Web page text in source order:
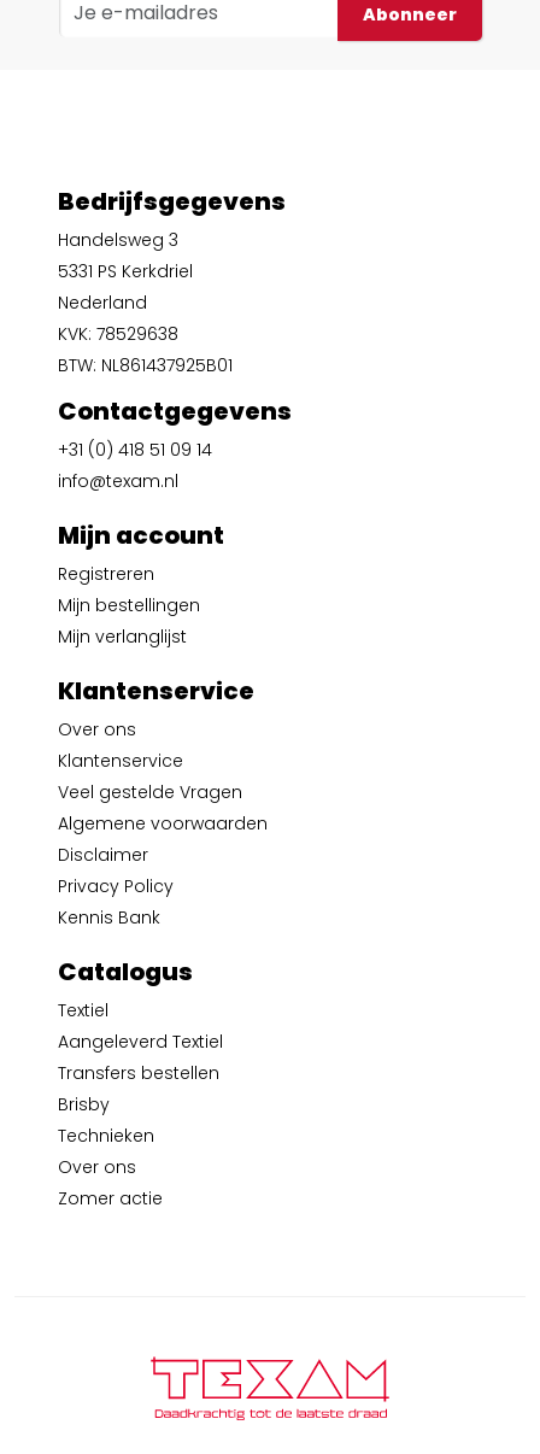
Abonneer
Bedrijfsgegevens
Handelsweg 3
5331 PS Kerkdriel
Nederland
KVK: 78529638
BTW: NL861437925B01
Contactgegevens
+31 (0) 418 51 09 14
info@texam.nl
Mijn account
Registreren
Mijn bestellingen
Mijn verlanglijst
Klantenservice
Over ons
Klantenservice
Veel gestelde Vragen
Algemene voorwaarden
Disclaimer
Privacy Policy
Kennis Bank
Catalogus
Textiel
Aangeleverd Textiel
Transfers bestellen
Brisby
Technieken
Over ons
Zomer actie